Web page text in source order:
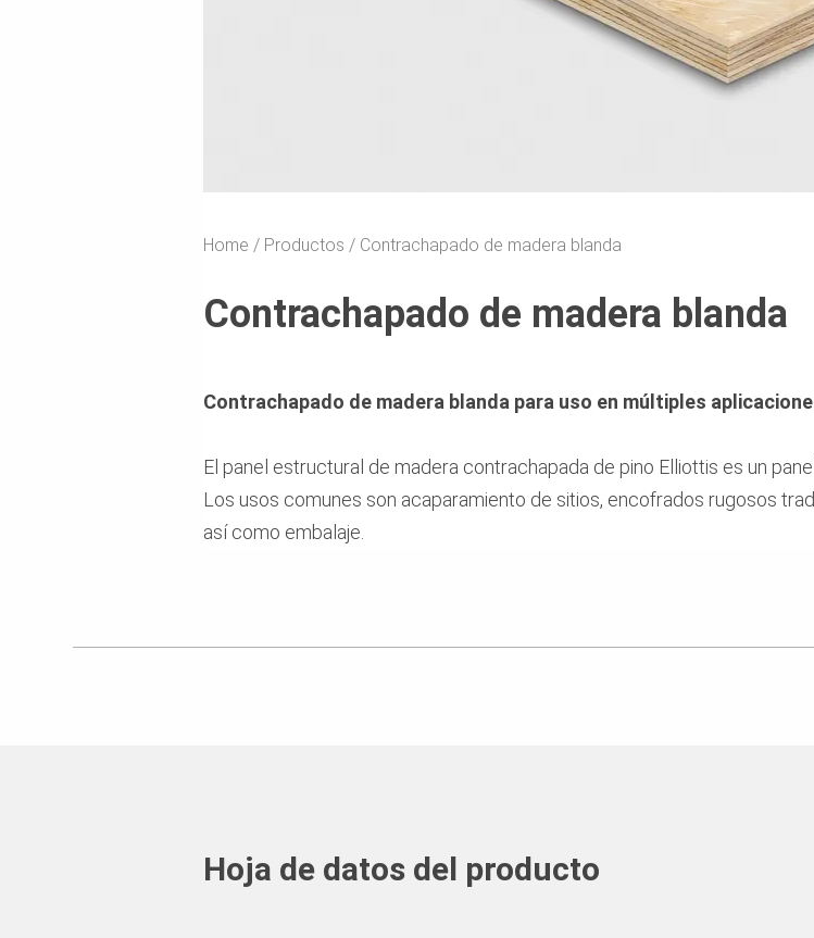
Home Productos Contrachapado de madera blanda
Contrachapado de madera blanda
Contrachapado de madera blanda para uso en múltiples
El panel estructural de madera contrachapada de pino Elliottis es un
Los usos comunes son acaparamiento de sitios, encofrados rugosos
así como embalaje.
Hoja de datos del producto